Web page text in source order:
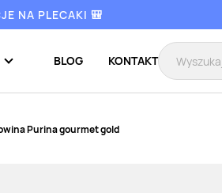
NA PLECAKI 🎒
BLOG KONTAKT
Purina gourmet gold